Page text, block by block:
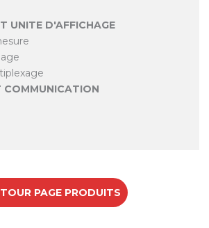
UNITE D'AFFICHAGE
COMMUNICATION
PAGE PRODUITS